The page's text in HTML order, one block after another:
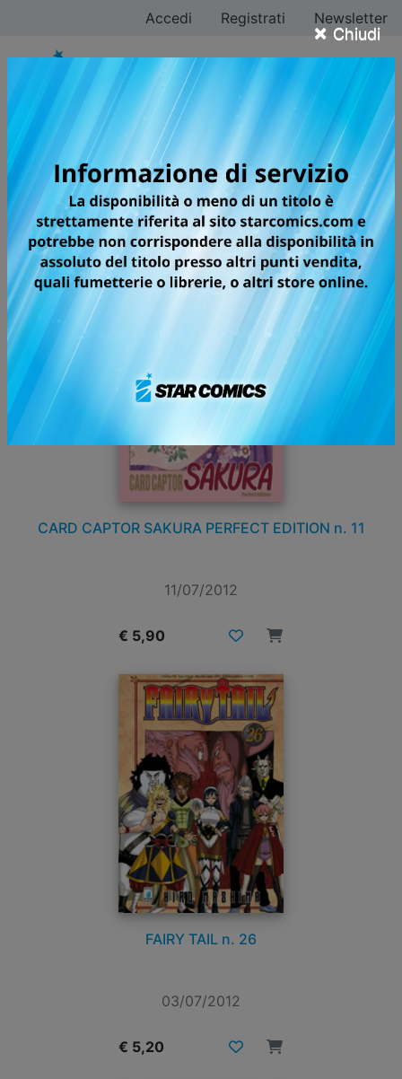
× Chiudi
Accedi Registrati Newsletter
Tutti i fumetti della
categoria Manga
Pagina 211 di 233
CARD CAPTOR SAKURA PERFECT EDITION n. 11
11/07/2012
€ 5,90
FAIRY TAIL n. 26
03/07/2012
€ 5,20